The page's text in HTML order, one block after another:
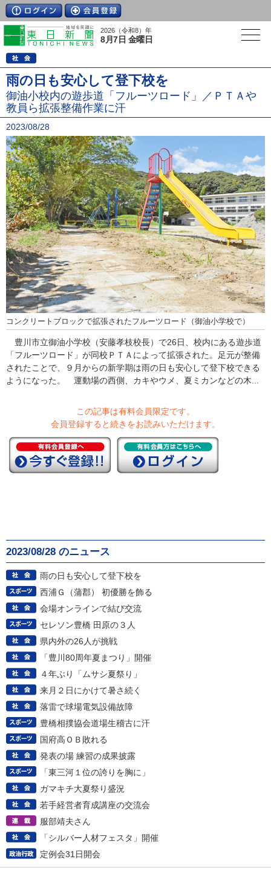
2026（令和8）年
8月7日 金曜日
雨の日も安心して登下校を
御油小校内の遊歩道「フルーツロード」／ＰＴＡや
教員ら拡張整備作業に汗
2023/08/28
コンクリートブロックで拡張されたフルーツロード（御油小学校で）
豊川市立御油小学校（安藤孝枝校長）で26日、校内にある遊歩道
「フルーツロード」が同校ＰＴＡによって拡張された。足元が整備
されたことで、９月からの新学期は雨の日も安心して登下校できる
ようになった。 運動場の西側、カキやウメ、夏ミカンなどの木...
この記事は有料会員限定です。
会員登録すると続きをお読みいただけます。
2023/08/28 のニュース
雨の日も安心して登下校を
西浦Ｇ（蒲郡） 初優勝を飾る
会場オンラインで結び交流
セレソン豊橋 田原の３人
県内外の26人が挑戦
「豊川80周年夏まつり」開催
４年ぶり「ムサシ夏祭り」
来月２日にかけて暑さ続く
落雷で球場電気設備故障
豊橋相撲協会道場生稽古に汗
国府高ＯＢ敗れる
発表の場 練習の成果披露
「東三河１位の誇りを胸に」
ガマキチ大夏祭り盛況
若手経営者育成講座の交流会
服部靖夫さん
「シルバー人材フェスタ」開催
定例会31日開会